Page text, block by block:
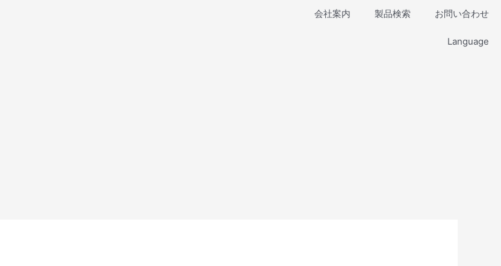
会社案内 製品検索 お問い合わせ
Language